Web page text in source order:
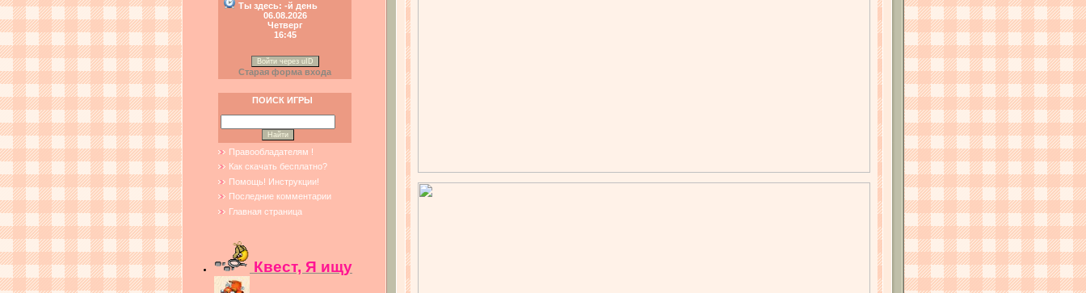
Ты здесь: -й день
06.08.2026
Четверг
16:45
Войти через uID
Старая форма входа
ПОИСК ИГРЫ
Правообладателям !
Как скачать бесплатно?
Помощь! Инструкции!
Последние комментарии
Главная страница
Квест, Я ищу